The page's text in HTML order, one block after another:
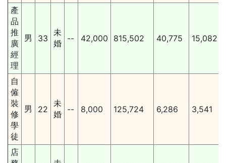
產
品
推
廣
經
理
男 33
未
婚
-- 42,000 815,502 40,775 15,082
自
僱
裝
修
學
徒
男 22
未
婚
-- 8,000 125,724 6,286 3,541
店